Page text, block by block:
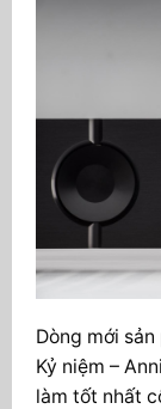
Dòng mới
Kỷ niệm –
làm tốt nhất